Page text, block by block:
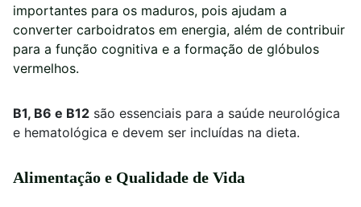
importantes para os maduros, pois ajudam a
converter carboidratos em energia, além de contribuir
para a função cognitiva e a formação de glóbulos
vermelhos.
B1, B6 e B12 são essenciais para a saúde neurológica
e hematológica e devem ser incluídas na dieta.
Alimentação e Qualidade de Vida